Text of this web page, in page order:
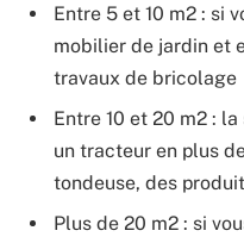
Entre 5 et 10 m2 : si
mobilier de jardin et
travaux de bricolage
Entre 10 et 20 m2 :
un tracteur en plus
tondeuse, des
Plus de 20 m2 : si